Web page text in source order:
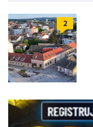
2